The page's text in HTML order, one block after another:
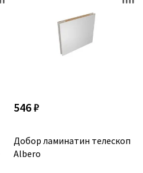
546 ₽
Добор ламинатин телескоп
Albero